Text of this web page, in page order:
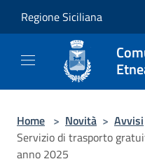
Regione Siciliana
Home > Novità > Avvisi
Servizio di trasporto
anno 2025